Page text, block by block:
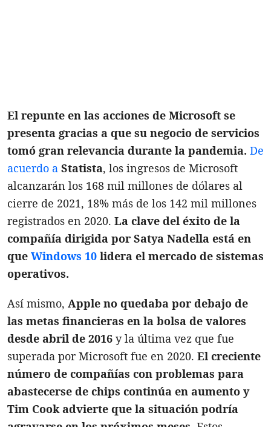
El repunte en las acciones de Microsoft se
presenta gracias a que su negocio de servicios
tomó gran relevancia durante la pandemia. De
acuerdo a Statista, los ingresos de Microsoft
alcanzarán los 168 mil millones de dólares al
cierre de 2021, 18% más de los 142 mil millones
registrados en 2020. La clave del éxito de la
compañía dirigida por Satya Nadella está en
que Windows 10 lidera el mercado de sistemas
operativos.
Así mismo, Apple no quedaba por debajo de
las metas financieras en la bolsa de valores
desde abril de 2016 y la última vez que fue
superada por Microsoft fue en 2020. El creciente
número de compañías con problemas para
abastecerse de chips continúa en aumento y
Tim Cook advierte que la situación podría